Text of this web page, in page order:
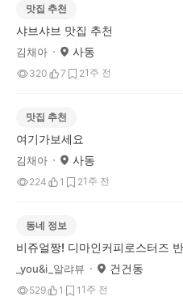
맛집 추천
샤브샤브 맛집 추천
김채아 사동
320 7 21주 전
맛집 추천
여기가보세요
김채아 사동
224 1 21주 전
동네 정보
_you&i_알랴뷰 건건동
529 1 1 1주 전